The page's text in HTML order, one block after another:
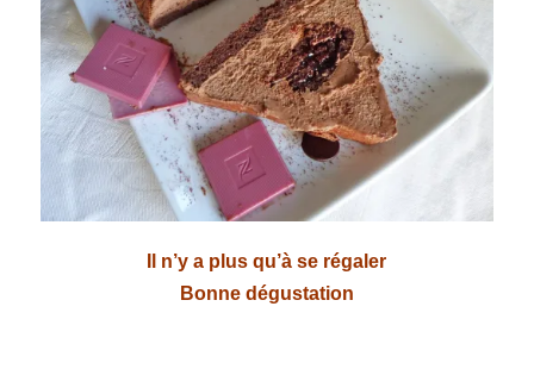
Il n’y a plus qu’à se régaler
Bonne dégustation